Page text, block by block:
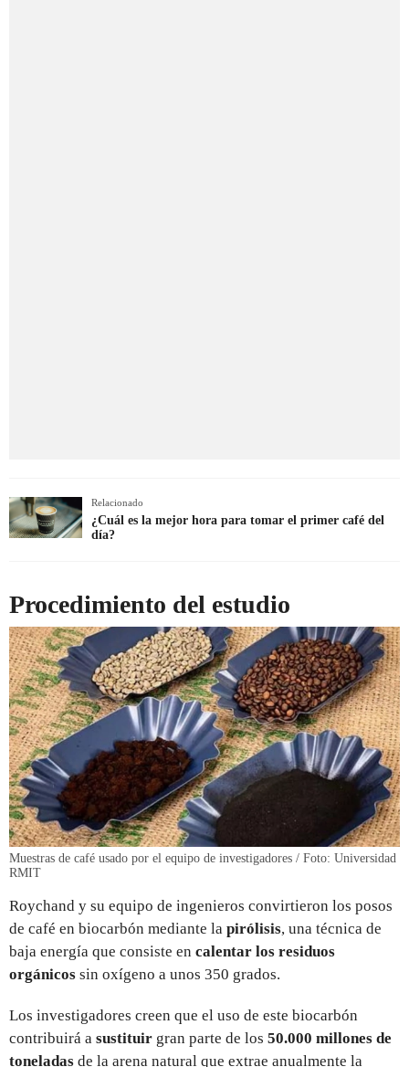
Relacionado
¿Cuál es la mejor hora para tomar el primer café del
día?
Procedimiento del estudio
Muestras de café usado por el equipo de investigadores / Foto: Universidad
RMIT
Roychand y su equipo de ingenieros convirtieron los posos
de café en biocarbón mediante la pirólisis, una técnica de
baja energía que consiste en calentar los residuos
orgánicos sin oxígeno a unos 350 grados.
Los investigadores creen que el uso de este biocarbón
contribuirá a sustituir gran parte de los 50.000 millones de
toneladas de la arena natural que extrae anualmente la